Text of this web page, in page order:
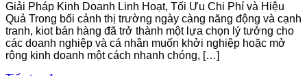
Giải Pháp Kinh Doanh Linh Hoạt, Tối Ưu Chi Phí và Hiệu
Quả Trong bối cảnh thị trường ngày càng năng động và cạnh
tranh, kiot bán hàng đã trở thành một lựa chọn lý tưởng cho
các doanh nghiệp và cá nhân muốn khởi nghiệp hoặc mở
rộng kinh doanh một cách nhanh chóng, […]